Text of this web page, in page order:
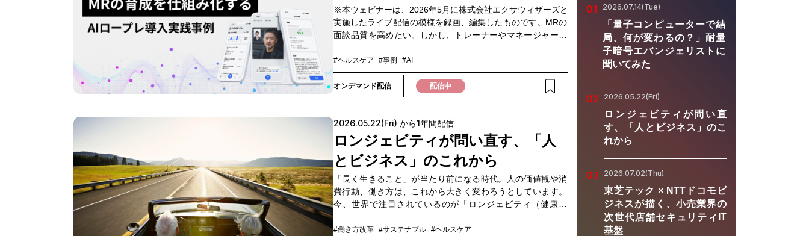
※本ウェビナーは、2026年5月に株式会社エクサウィザーズと
実施したライブ配信の模様を録画、編集したものです。MRの
面談品質を高めたい。しかし、トレーナーやマネージャーだ
けでは、すべてのMRに十分なトレーニング機会を提供するこ
とは難しい。製薬業界のMR育成では、「全MRにロープレの
機会を提供できない」「評価基準が属人化し、フィードバッ
ク品質にばらつきが出る」「管理職のコーチング負荷が高
い」といった課題が依然として存在しています。一方、医療
ング力、製品価値を正しく伝える情報提供力、状況に応じた
対応力など、より高度なコミュニケーションスキルが求めら
れています。こうした中、AIを活用した新たな育成アプロー
チとして注目されているのが「AIロープレ」です。AIが医師
などの医療従事者役となり、MRが時間や場所を問わず繰り返
し対話トレーニングを実施できることで、育成機会の拡充や
評価の標準化、スキル向上の加速が期待されています。本ウ
ェビナーでは実際の導入事例やデモを交えながら、・医師タ
イプ別のシナリオ設計・ヒアリング力や情報提供力の向上方
#ヘルスケア #事例 #AI
オンデマンド配信 配信中
2026.05.22(Fri) から1年間配信
ロンジェビティが問い直す、「人
とビジネス」のこれから
「長く生きること」が当たり前になる時代。人の価値観や消
費行動、働き方は、これから大きく変わろうとしています。
今、世界で注目されているのが「ロンジェビティ（健康寿
命）」という考え方です。単なる健康管理ではなく、身体・
認知・習慣といった複合的な要素を通じて、個人のパフォー
#働き方改革 #サステナブル #ヘルスケア
01 2026.07.14(Tue)
「量子コンピューターで結
局、何が変わるの？」耐量
子暗号エバンジェリストに
聞いてみた
02 2026.05.22(Fri)
ロンジェビティが問い直
す、「人とビジネス」のこ
れから
03 2026.07.02(Thu)
東芝テック × NTTドコモビ
ジネスが描く、小売業界の
次世代店舗セキュリティIT
基盤